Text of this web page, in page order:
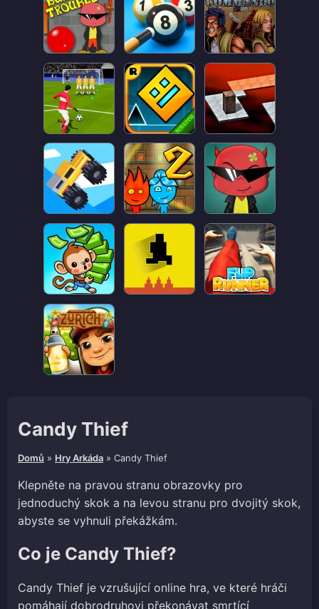
Candy Thief
Domů » Hry Arkáda » Candy Thief
Klepněte na pravou stranu obrazovky pro
jednoduchý skok a na levou stranu pro dvojitý skok,
abyste se vyhnuli překážkám.
Co je Candy Thief?
Candy Thief je vzrušující online hra, ve které hráči
pomáhají dobrodruhovi překonávat smrtící